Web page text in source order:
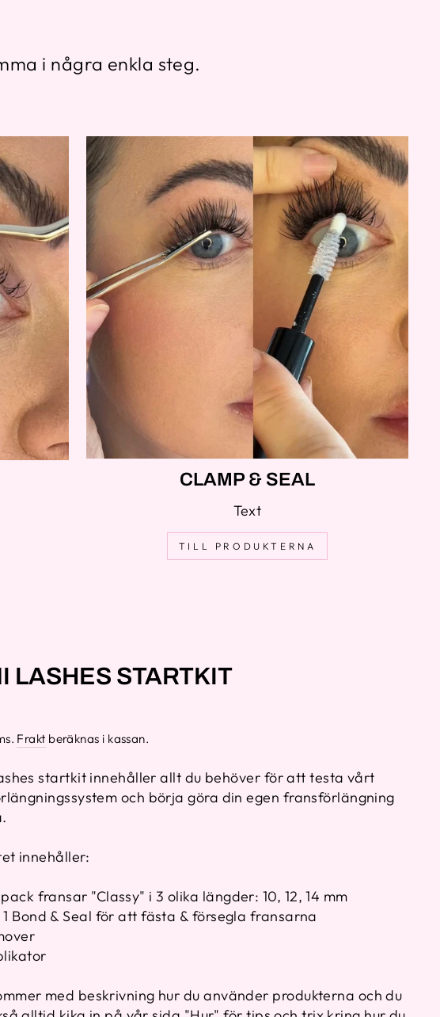
i några enkla steg.
CLAMP & SEAL
Text
TILL PRODUKTERNA
LASHES STARTKIT
Frakt beräknas i kassan.
startkit innehåller allt du behöver för att testa vårt
och börja göra din egen fransförlängning
innehåller:
fransar "Classy" i 3 olika längder: 10, 12, 14 mm
1 Bond & Seal för att fästa & försegla fransarna
med beskrivning hur du använder produkterna och du